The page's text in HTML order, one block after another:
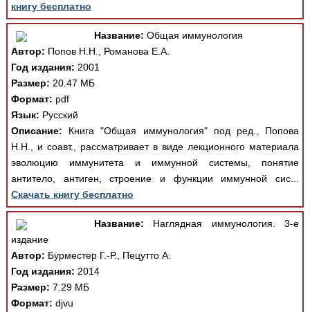
книгу бесплатно
Название: Общая иммунология
Автор: Попов Н.Н., Романова Е.А.
Год издания: 2001
Размер: 20.47 МБ
Формат: pdf
Язык: Русский
Описание: Книга "Общая иммунология" под ред., Попова
Н.Н., и соавт., рассматривает в виде лекционного материала
эволюцию иммунитета и иммунной системы, понятие
антитело, антиген, строение и функции иммунной сис...
Скачать книгу бесплатно
Название: Наглядная иммунология. 3-е
издание
Автор: Бурместер Г.-Р., Пецутто А.
Год издания: 2014
Размер: 7.29 МБ
Формат: djvu